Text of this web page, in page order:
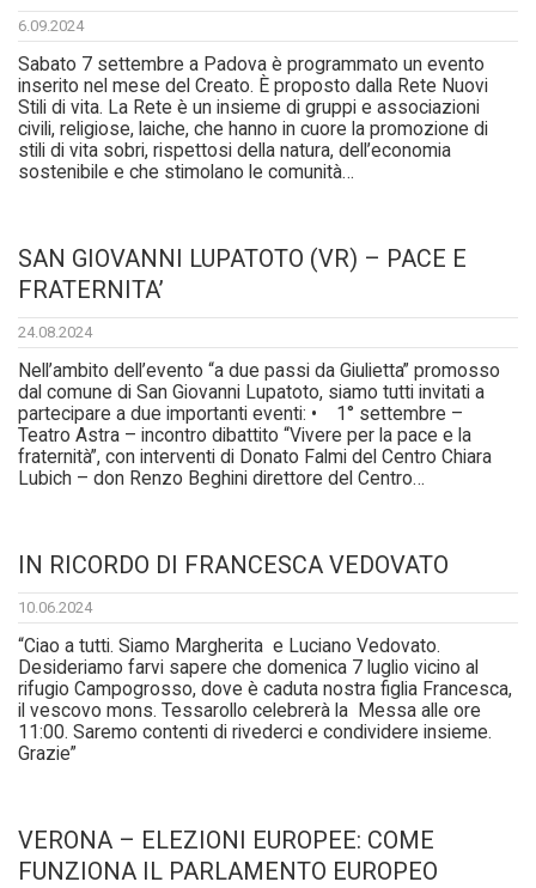
6.09.2024
Sabato 7 settembre a Padova è programmato un evento
inserito nel mese del Creato. È proposto dalla Rete Nuovi
Stili di vita. La Rete è un insieme di gruppi e associazioni
civili, religiose, laiche, che hanno in cuore la promozione di
stili di vita sobri, rispettosi della natura, dell’economia
sostenibile e che stimolano le comunità…
SAN GIOVANNI LUPATOTO (VR) – PACE E
FRATERNITA’
24.08.2024
Nell’ambito dell’evento “a due passi da Giulietta” promosso
dal comune di San Giovanni Lupatoto, siamo tutti invitati a
partecipare a due importanti eventi: • 1° settembre –
Teatro Astra – incontro dibattito “Vivere per la pace e la
fraternità”, con interventi di Donato Falmi del Centro Chiara
Lubich – don Renzo Beghini direttore del Centro…
IN RICORDO DI FRANCESCA VEDOVATO
10.06.2024
“Ciao a tutti. Siamo Margherita e Luciano Vedovato.
Desideriamo farvi sapere che domenica 7 luglio vicino al
rifugio Campogrosso, dove è caduta nostra figlia Francesca,
il vescovo mons. Tessarollo celebrerà la Messa alle ore
11:00. Saremo contenti di rivederci e condividere insieme.
Grazie”
VERONA – ELEZIONI EUROPEE: COME
FUNZIONA IL PARLAMENTO EUROPEO